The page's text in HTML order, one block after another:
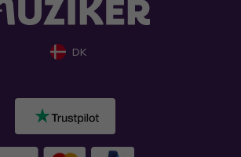
DK